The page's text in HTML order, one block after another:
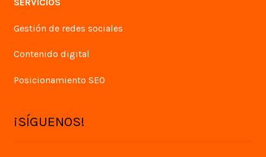
Gestión de redes sociales
Contenido digital
Posicionamiento SEO
¡SÍGUENOS!